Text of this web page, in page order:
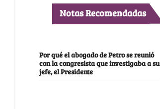
Notas Recomendadas
Por qué el abogado de Petro se reunió
con la congresista que investigaba a su
jefe, el Presidente